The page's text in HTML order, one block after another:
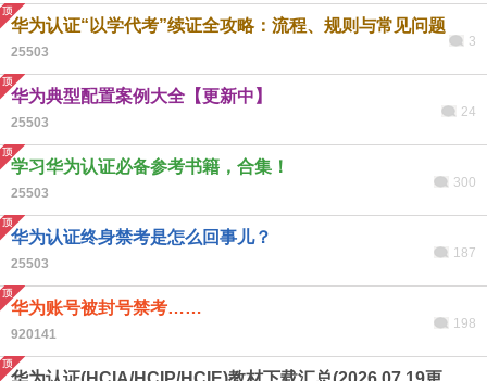
华为认证“以学代考”续证全攻略：流程、规则与常见问题
25503
3
华为典型配置案例大全【更新中】
25503
24
学习华为认证必备参考书籍，合集！
25503
300
华为认证终身禁考是怎么回事儿？
25503
187
华为账号被封号禁考……
920141
198